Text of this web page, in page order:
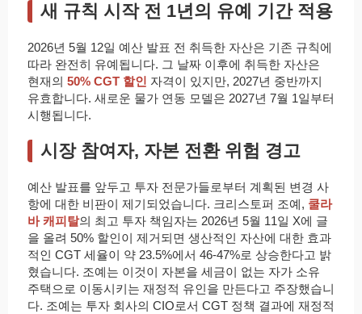
새 규칙 시작 전 1년의 유예 기간 적용
2026년 5월 12일 예산 발표 전 취득한 자산은 기존 규칙에
따라 완전히 유예됩니다. 그 날짜 이후에 취득한 자산은
현재의 50% CGT 할인 자격이 있지만, 2027년 중반까지
유효합니다. 새로운 물가 연동 모델은 2027년 7월 1일부터
시행됩니다.
시장 참여자, 자본 전환 위험 경고
예산 발표를 앞두고 투자 전문가들로부터 계획된 변경 사
항에 대한 비판이 제기되었습니다. 크리스토퍼 조예, 쿨라
바 캐피탈의 최고 투자 책임자는 2026년 5월 11일 X에 글
을 올려 50% 할인이 제거되면 생산적인 자산에 대한 효과
적인 CGT 세율이 약 23.5%에서 46-47%로 상승한다고 밝
혔습니다. 조예는 이것이 자본을 세금이 없는 자가 소유
주택으로 이동시키는 재정적 유인을 만든다고 주장했습니
다. 조예는 투자 회사의 CIO로서 CGT 정책 결과에 재정적